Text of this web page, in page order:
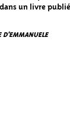
un livre
D'EMMANUELE